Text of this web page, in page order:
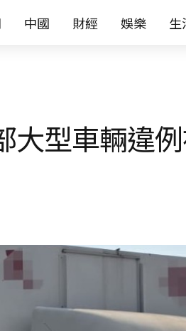
中國 財經 娛樂 生
大型車輛違